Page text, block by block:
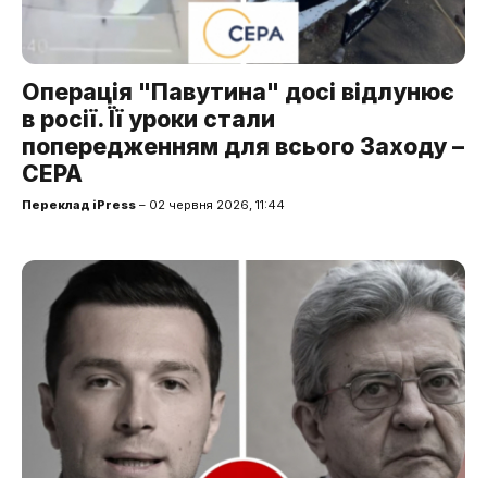
Операція "Павутина" досі відлунює
в росії. Її уроки стали
попередженням для всього Заходу –
CEPA
Переклад iPress – 02 червня 2026, 11:44